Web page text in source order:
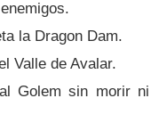
la Dragon Dam.
Valle de Avalar.
Golem sin morir ni